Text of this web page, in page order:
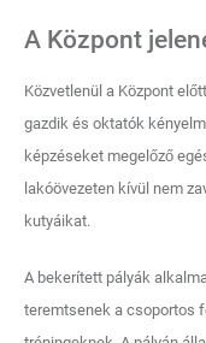
A Központ
Közvetlenül a Központ
gazdik és oktatók
képzéseket megelőző
lakóövezeten kívül nem
kutyáikat.
A bekerített pályák
teremtsenek a csoportos